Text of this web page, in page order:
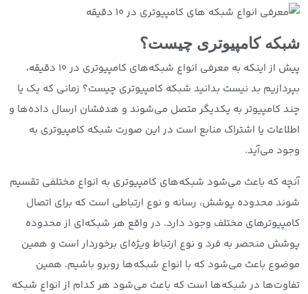
شبکه کامپیوتری چیست؟
پیش از اینکه به معرفی انواع شبکه‌های کامپیوتری در ۱۰ دقیقه،
بپردازیم بد نیست بدانید شبکه کامپیوتری چیست؟ زمانی که یک یا
چند کامپیوتر به یکدیگر متصل می‌شوند و هدفشان ارسال داده‌ها و
اطلاعات یا اشتراک منابع است در این صورت شبکه کامپیوتری به
وجود می‌آید.
آنچه که باعث می‌شود شبکه‌های کامپیوتری به انواع مختلفی تقسیم
شوند محدوده پوشش، رسانه و نوع ارتباطی است که برای اتصال
کامپیوترهای مختلف وجود دارد. در واقع هر شبکه‌ای از محدوده
پوشش منحصر به فرد و نوع ارتباط ویژه‌ای برخوردار است و همین
موضوع باعث می‌شود که با انواع شبکه‌ها روبرو باشیم. همین
تفاوت‌ها در شبکه‌ها است که باعث می‌شود هر کدام از انواع شبکه